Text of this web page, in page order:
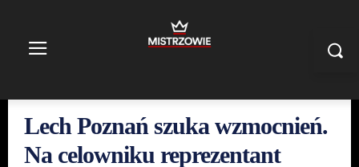
Lech Poznań szuka wzmocnień.
Na celowniku reprezentant